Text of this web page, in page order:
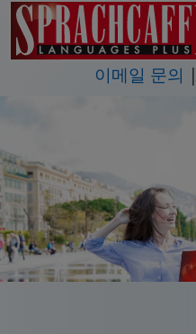
이메일 문의